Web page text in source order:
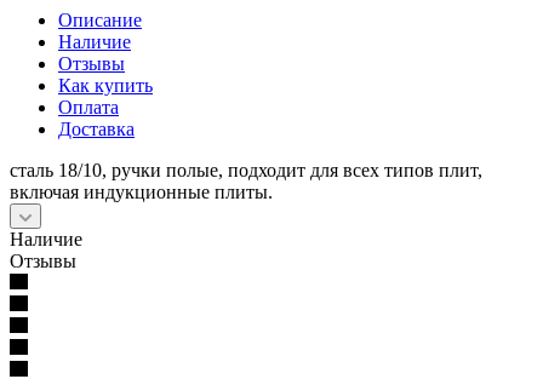
Описание
Наличие
Отзывы
Как купить
Оплата
Доставка
сталь 18/10, ручки полые, подходит для всех типов плит,
включая индукционные плиты.
Наличие
Отзывы